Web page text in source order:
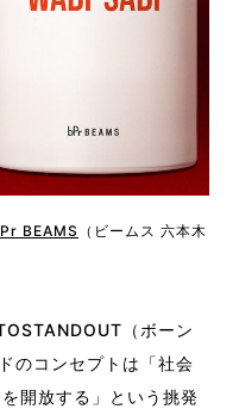
BEAMS
（ビームス 六本木
（ボーン
のコンセプトは「社会
開放する」という挑発